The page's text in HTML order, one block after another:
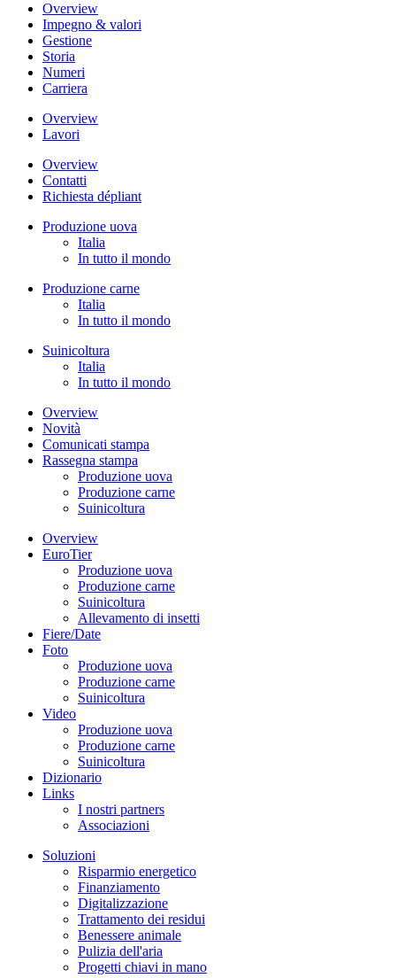
Overview
Impegno & valori
Gestione
Storia
Numeri
Carriera
Overview
Lavori
Overview
Contatti
Richiesta dépliant
Produzione uova
Italia
In tutto il mondo
Produzione carne
Italia
In tutto il mondo
Suinicoltura
Italia
In tutto il mondo
Overview
Novità
Comunicati stampa
Rassegna stampa
Produzione uova
Produzione carne
Suinicoltura
Overview
EuroTier
Produzione uova
Produzione carne
Suinicoltura
Allevamento di insetti
Fiere/Date
Foto
Produzione uova
Produzione carne
Suinicoltura
Video
Produzione uova
Produzione carne
Suinicoltura
Dizionario
Links
I nostri partners
Associazioni
Soluzioni
Risparmio energetico
Finanziamento
Digitalizzazione
Trattamento dei residui
Benessere animale
Pulizia dell'aria
Progetti chiavi in mano